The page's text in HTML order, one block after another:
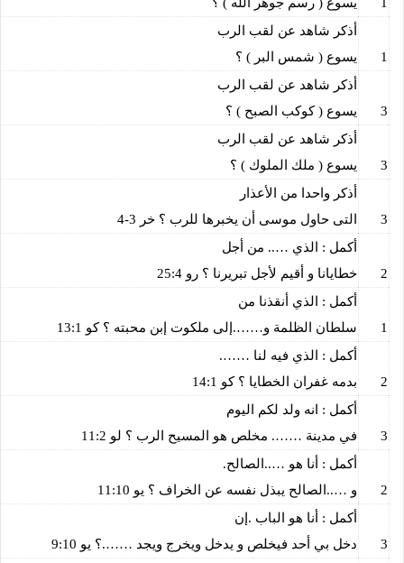
1
أذكر شاهد عن لقب الرب
يسوع ( شمس البر ) ؟
3
أذكر شاهد عن لقب الرب
يسوع ( كوكب الصبح ) ؟
3
أذكر شاهد عن لقب الرب
يسوع ( ملك الملوك ) ؟
3
أذكر واحدا من الأعذار
التى حاول موسى أن يخبرها للرب ؟ خر 3-4
2
أكمل : الذي ….. من أجل
خطايانا و أقيم لأجل تبريرنا ؟ رو 25:4
1
أكمل : الذي أنقذنا من
سلطان الظلمة و…….إلى ملكوت إبن محبته ؟ كو 13:1
2
أكمل : الذي فيه لنا …….
بدمه غفران الخطايا ؟ كو 14:1
3
أكمل : انه ولد لكم اليوم
في مدينة ……. مخلص هو المسيح الرب ؟ لو 11:2
2
أكمل : أنا هو …..الصالح.
و …..الصالح يبذل نفسه عن الخراف ؟ يو 11:10
3
أكمل : أنا هو الباب .إن
دخل بي أحد فيخلص و يدخل ويخرج ويجد …….؟ يو 9:10